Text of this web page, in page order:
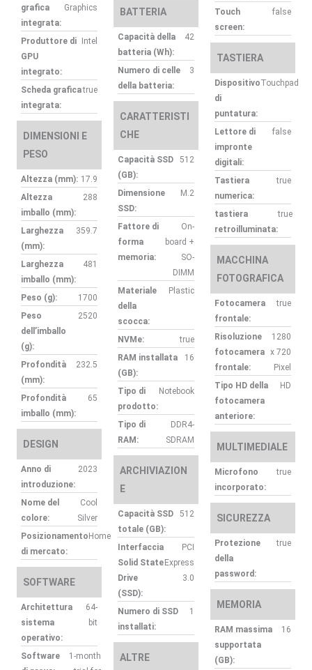
grafica
integrata:
Graphics
Produttore di
GPU
integrato:
Intel
Scheda grafica
integrata:
true
DIMENSIONI E
PESO
Altezza (mm): 17.9
Altezza
imballo (mm):
288
Larghezza
(mm):
359.7
Larghezza
imballo (mm):
481
Peso (g):
1700
Peso
dell’imballo
(g):
2520
Profondità
(mm):
232.5
Profondità
imballo (mm):
65
DESIGN
Anno di
introduzione:
2023
Nome del
colore:
Cool
Silver
Posizionamento
di mercato:
Home
SOFTWARE
Architettura
sistema
operativo:
64-
bit
Software
1-month
BATTERIA
Capacità della
batteria (Wh):
42
Numero di celle
della batteria:
3
CARATTERISTI
CHE
Capacità SSD
(GB):
512
Dimensione
SSD:
M.2
Fattore di
forma
memoria:
On-
board +
SO-
DIMM
Materiale
della
scocca:
Plastic
NVMe:
true
RAM installata
(GB):
16
Tipo di
prodotto:
Notebook
Tipo di
RAM:
DDR4-
SDRAM
ARCHIVIAZION
E
Capacità SSD
totale (GB):
512
Interfaccia
Solid State
Drive
(SSD):
PCI
Express
3.0
Numero di SSD
installati:
1
ALTRE
Touch
screen:
false
TASTIERA
Dispositivo
di
puntatura:
Touchpad
Lettore di
impronte
digitali:
false
Tastiera
numerica:
true
tastiera
retroilluminata:
true
MACCHINA
FOTOGRAFICA
Fotocamera
frontale:
true
Risoluzione
fotocamera
frontale:
1280
x 720
Pixel
Tipo HD della
fotocamera
anteriore:
HD
MULTIMEDIALE
Microfono
incorporato:
true
SICUREZZA
Protezione
della
password:
true
MEMORIA
RAM massima
supportata
(GB):
16